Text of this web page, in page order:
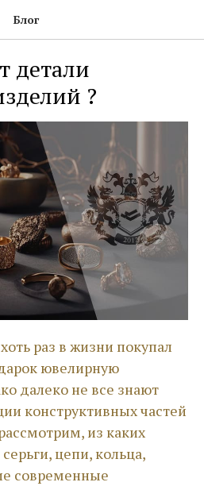
Блог
детали
?
раз в жизни покупал
ювелирную
далеко не все знают
конструктивных частей
из каких
цепи, кольца,
современные